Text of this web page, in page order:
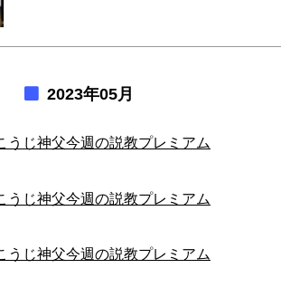
2023年05月
うじ神父今週の説教プレミアム
うじ神父今週の説教プレミアム
うじ神父今週の説教プレミアム